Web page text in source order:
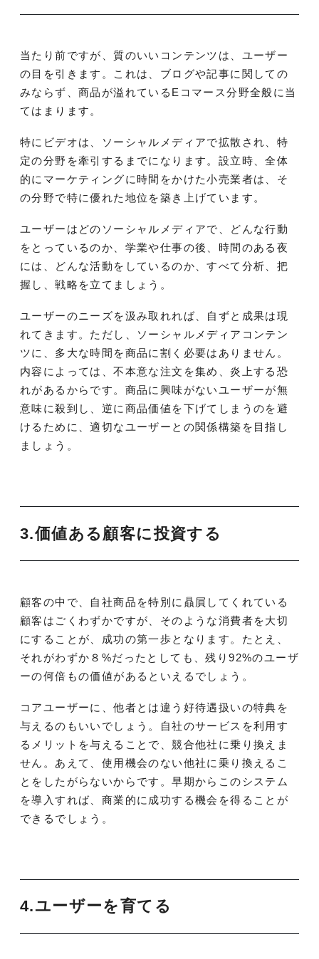
当たり前ですが、質のいいコンテンツは、ユーザー
の目を引きます。これは、ブログや記事に関しての
みならず、商品が溢れているEコマース分野全般に当
てはまります。
特にビデオは、ソーシャルメディアで拡散され、特
定の分野を牽引するまでになります。設立時、全体
的にマーケティングに時間をかけた小売業者は、そ
の分野で特に優れた地位を築き上げています。
ユーザーはどのソーシャルメディアで、どんな行動
をとっているのか、学業や仕事の後、時間のある夜
には、どんな活動をしているのか、すべて分析、把
握し、戦略を立てましょう。
ユーザーのニーズを汲み取れれば、自ずと成果は現
れてきます。ただし、ソーシャルメディアコンテン
ツに、多大な時間を商品に割く必要はありません。
内容によっては、不本意な注文を集め、炎上する恐
れがあるからです。商品に興味がないユーザーが無
意味に殺到し、逆に商品価値を下げてしまうのを避
けるために、適切なユーザーとの関係構築を目指し
ましょう。
3.価値ある顧客に投資する
顧客の中で、自社商品を特別に贔屓してくれている
顧客はごくわずかですが、そのような消費者を大切
にすることが、成功の第一歩となります。たとえ、
それがわずか８%だったとしても、残り92%のユーザ
ーの何倍もの価値があるといえるでしょう。
コアユーザーに、他者とは違う好待遇扱いの特典を
与えるのもいいでしょう。自社のサービスを利用す
るメリットを与えることで、競合他社に乗り換えま
せん。あえて、使用機会のない他社に乗り換えるこ
とをしたがらないからです。早期からこのシステム
を導入すれば、商業的に成功する機会を得ることが
できるでしょう。
4.ユーザーを育てる